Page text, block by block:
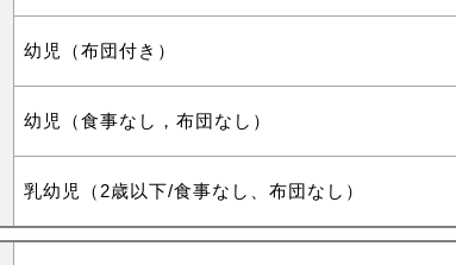
幼児（布団付き）
幼児（食事なし，布団なし）
乳幼児（2歳以下/食事なし、布団なし）